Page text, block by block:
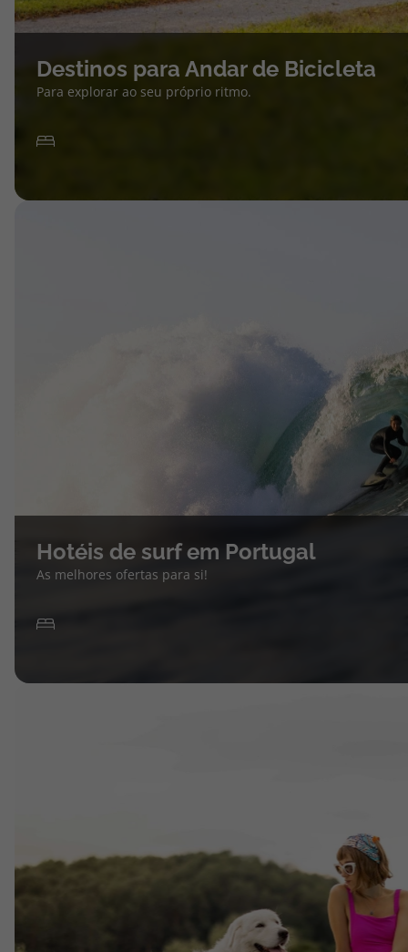
Destinos para Andar de Bicicleta
Para explorar ao seu próprio ritmo.
Hotéis de surf em Portugal
As melhores ofertas para si!